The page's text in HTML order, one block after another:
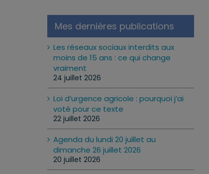
Mes dernières publications
Les réseaux sociaux interdits aux
moins de 15 ans : ce qui change
vraiment
24 juillet 2026
Loi d’urgence agricole : pourquoi j’ai
voté pour ce texte
22 juillet 2026
Agenda du lundi 20 juillet au
dimanche 26 juillet 2026
20 juillet 2026